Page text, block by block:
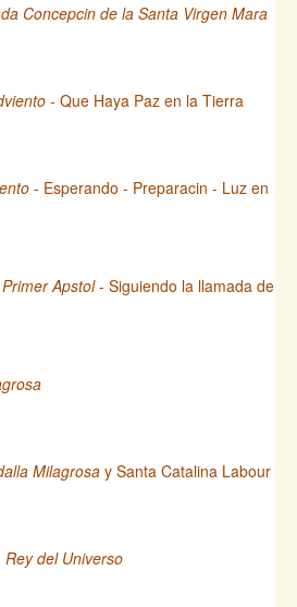
Concepcin de la Santa Virgen Mara
- Que Haya Paz en la Tierra
- Esperando - Preparacin - Luz en
Apstol- Siguiendo la llamada de
Milagrosa y Santa Catalina Labour
del Universo